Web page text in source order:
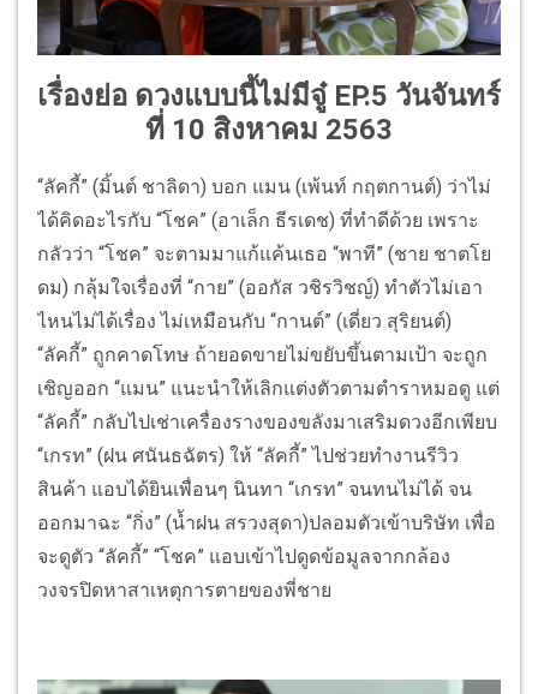
เรื่องย่อ ดวงแบบนี้ไม่มีจู๋ EP.5 วันจันทร์
ที่ 10 สิงหาคม 2563
“ลัคกี้” (มิ้นต์ ชาลิดา) บอก แมน (เพ้นท์ กฤตกานต์) ว่าไม่
ได้คิดอะไรกับ “โชค” (อาเล็ก ธีรเดช) ที่ทำดีด้วย เพราะ
กลัวว่า “โชค” จะตามมาแก้แค้นเธอ “พาที” (ชาย ชาตโย
ดม) กลุ้มใจเรื่องที่ “กาย” (ออกัส วชิรวิชญ์) ทำตัวไม่เอา
ไหนไม่ได้เรื่อง ไม่เหมือนกับ “กานต์” (เดี่ยว สุริยนต์)
“ลัคกี้” ถูกคาดโทษ ถ้ายอดขายไม่ขยับขึ้นตามเป้า จะถูก
เชิญออก “แมน” แนะนำให้เลิกแต่งตัวตามตำราหมอดู แต่
“ลัคกี้” กลับไปเช่าเครื่องรางของขลังมาเสริมดวงอีกเพียบ
“เกรท” (ฝน ศนันธฉัตร) ให้ “ลัคกี้” ไปช่วยทำงานรีวิว
สินค้า แอบได้ยินเพื่อนๆ นินทา “เกรท” จนทนไม่ได้ จน
ออกมาฉะ “กิ่ง” (น้ำฝน สรวงสุดา)ปลอมตัวเข้าบริษัท เพื่อ
จะดูตัว “ลัคกี้” “โชค” แอบเข้าไปดูดข้อมูลจากกล้อง
วงจรปิดหาสาเหตุการตายของพี่ชาย